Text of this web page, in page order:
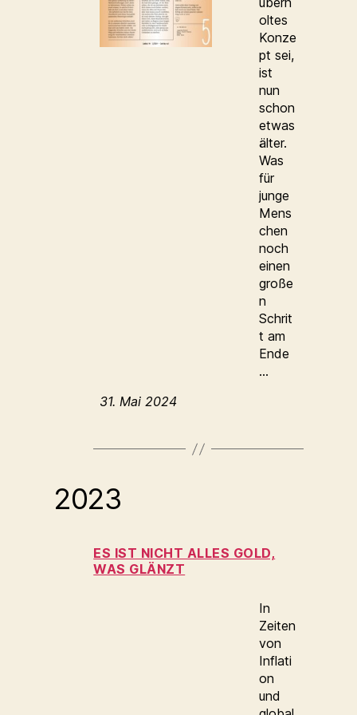
oltes
Konze
pt sei,
ist
nun
schon
etwas
älter.
Was
für
junge
Mens
chen
noch
einen
große
n
Schrit
t am
Ende
…
31. Mai 2024
2023
ES IST NICHT ALLES GOLD,
WAS GLÄNZT
In
Zeiten
von
Inflati
on
und